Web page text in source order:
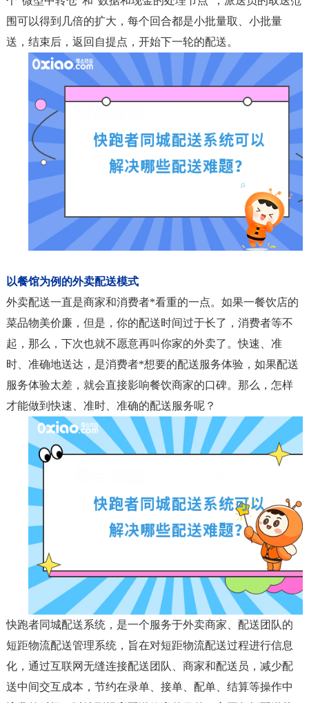
围可以得到几倍的扩大，每个回合都是小批量取、小批量
送，结束后，返回自提点，开始下一轮的配送。
以餐馆为例的外卖配送模式
外卖配送一直是商家和消费者*看重的一点。如果一餐饮店的
菜品物美价廉，但是，你的配送时间过于长了，消费者等不
起，那么，下次也就不愿意再叫你家的外卖了。快速、准
时、准确地送达，是消费者*想要的配送服务体验，如果配送
服务体验太差，就会直接影响餐饮商家的口碑。那么，怎样
才能做到快速、准时、准确的配送服务呢？
快跑者同城配送系统，是一个服务于外卖商家、配送团队的
短距物流配送管理系统，旨在对短距物流配送过程进行信息
化，通过互联网无缝连接配送团队、商家和配送员，减少配
送中间交互成本，节约在录单、接单、配单、结算等操作中